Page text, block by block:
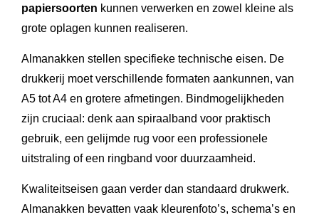
papiersoorten kunnen verwerken en zowel kleine als
grote oplagen kunnen realiseren.
Almanakken stellen specifieke technische eisen. De
drukkerij moet verschillende formaten aankunnen, van
A5 tot A4 en grotere afmetingen. Bindmogelijkheden
zijn cruciaal: denk aan spiraalband voor praktisch
gebruik, een gelijmde rug voor een professionele
uitstraling of een ringband voor duurzaamheid.
Kwaliteitseisen gaan verder dan standaard drukwerk.
Almanakken bevatten vaak kleurenfoto’s, schema’s en